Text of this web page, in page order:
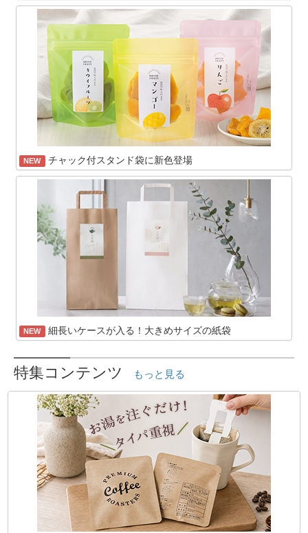
NEW チャック付スタンド袋に新色登場
NEW 細長いケースが入る！大きめサイズの紙袋
特集コンテンツ もっと見る